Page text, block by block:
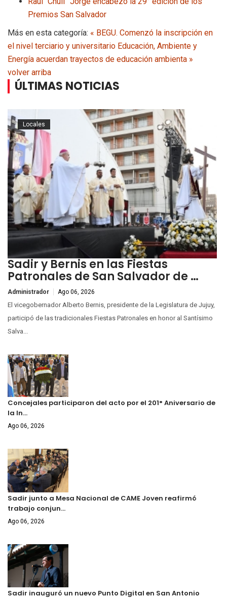
Premios San Salvador
Más en esta categoría: « BEGU. Comenzó la inscripción en
el nivel terciario y universitario Educación, Ambiente y
Energía acuerdan trayectos de educación ambienta »
volver arriba
ÚLTIMAS NOTICIAS
Sadir y Bernis en las Fiestas
Patronales de San Salvador de …
Administrador Ago 06, 2026
Locales
El vicegobernador Alberto Bernis, presidente de la Legislatura de Jujuy,
participó de las tradicionales Fiestas Patronales en honor al Santísimo
Salva...
Concejales participaron del acto por el 201° Aniversario de
la In…
Ago 06, 2026
Sadir junto a Mesa Nacional de CAME Joven reafirmó
trabajo conjun…
Ago 06, 2026
Sadir inauguró un nuevo Punto Digital en San Antonio